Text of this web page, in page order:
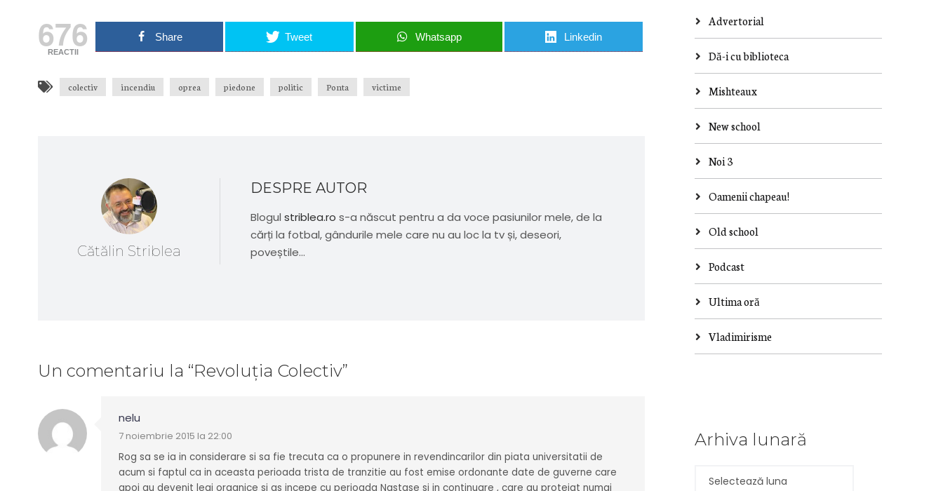
676
REACTII
Share Tweet Whatsapp Linkedin
colectiv incendiu oprea piedone politic Ponta victime
Cătălin Striblea
DESPRE AUTOR
Blogul striblea.ro s-a născut pentru a da voce pasiunilor mele, de la
cărți la fotbal, gândurile mele care nu au loc la tv și, deseori,
poveștile...
Un comentariu la “Revoluția Colectiv”
nelu
7 noiembrie 2015 la 22:00
Rog sa se ia in considerare si sa fie trecuta ca o propunere in revendincarilor din piata universitatii de
acum si faptul ca in aceasta perioada trista de tranzitie au fost emise ordonante date de guverne care
apoi au devenit legi organice si as incepe cu perioada Nastase si in continuare , care au protejat numai
Advertorial
Dă-i cu biblioteca
Mishteaux
New school
Noi 3
Oamenii chapeau!
Old school
Podcast
Ultima oră
Vladimirisme
Arhiva lunară